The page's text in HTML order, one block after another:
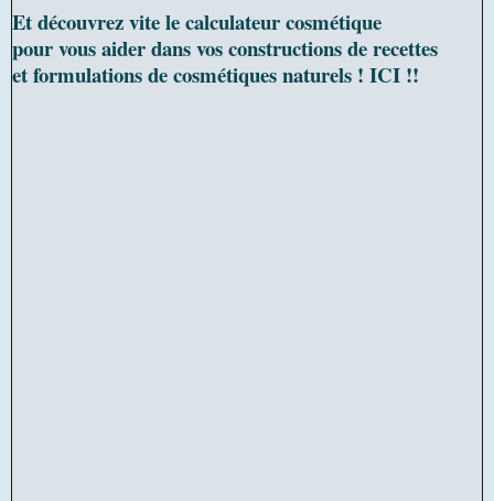
Et découvrez vite le calculateur cosmétique
pour vous aider dans vos constructions de recettes
et formulations de cosmétiques naturels ! ICI !!